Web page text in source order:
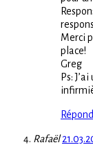
Merci
place!
Greg
Ps:
Rafaël